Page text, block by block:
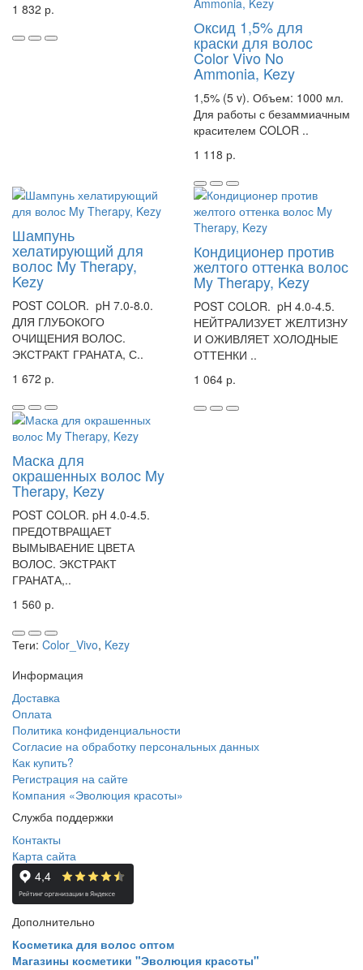
1 832 р.
Оксид 1,5% для
краски для волос
Color Vivo No
Ammonia, Kezy
1,5% (5 v). Объем: 1000 мл.
Для работы с безаммиачным
красителем COLOR ..
1 118 р.
Шампунь
хелатирующий для
волос My Therapy,
Kezy
POST COLOR. pH 7.0-8.0.
ДЛЯ ГЛУБОКОГО
ОЧИЩЕНИЯ ВОЛОС.
ЭКСТРАКТ ГРАНАТА, С..
1 672 р.
Кондиционер против
желтого оттенка волос
My Therapy, Kezy
POST COLOR. pH 4.0-4.5.
НЕЙТРАЛИЗУЕТ ЖЕЛТИЗНУ
И ОЖИВЛЯЕТ ХОЛОДНЫЕ
ОТТЕНКИ ..
1 064 р.
Маска для
окрашенных волос My
Therapy, Kezy
POST COLOR. pH 4.0-4.5.
ПРЕДОТВРАЩАЕТ
ВЫМЫВАЕНИЕ ЦВЕТА
ВОЛОС. ЭКСТРАКТ
ГРАНАТА,..
1 560 р.
Теги: Color_Vivo, Kezy
Информация
Доставка
Оплата
Политика конфиденциальности
Согласие на обработку персональных данных
Как купить?
Регистрация на сайте
Компания «Эволюция красоты»
Служба поддержки
Контакты
Карта сайта
Дополнительно
Косметика для волос оптом
Магазины косметики "Эволюция красоты"